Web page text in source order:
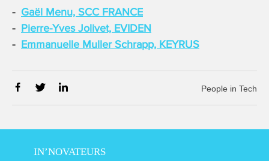
Gaël Menu, SCC FRANCE
Pierre-Yves Jolivet, EVIDEN
Emmanuelle Muller Schrapp, KEYRUS
People in Tech
IN’NOVATEURS